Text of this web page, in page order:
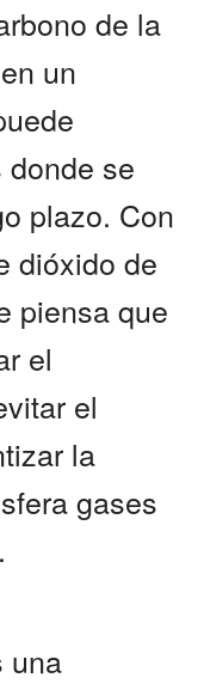
de la
un
se
plazo. Con
dióxido de
piensa que
el
el
la
gases
una